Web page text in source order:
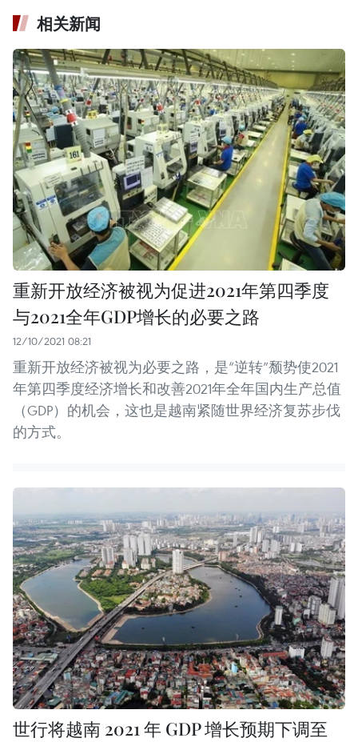
相关新闻
重新开放经济被视为促进2021年第四季度
与2021全年GDP增长的必要之路
12/10/2021 08:21
重新开放经济被视为必要之路，是“逆转”颓势使2021
年第四季度经济增长和改善2021年全年国内生产总值
（GDP）的机会，这也是越南紧随世界经济复苏步伐
的方式。
世行将越南 2021 年 GDP 增长预期下调至